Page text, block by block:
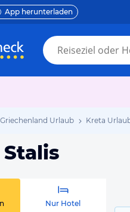
App herunterladen
Griechenland Urlaub Kreta
Nur Hotel